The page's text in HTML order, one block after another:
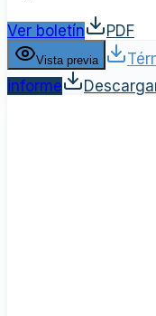
Ver boletín PDF
Vista previa
informe